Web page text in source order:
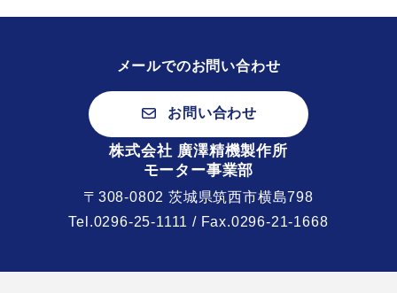
メールでのお問い合わせ
お問い合わせ
株式会社 廣澤精機製作所
モーター事業部
〒308-0802 茨城県筑西市横島798
Tel.0296-25-1111 / Fax.0296-21-1668